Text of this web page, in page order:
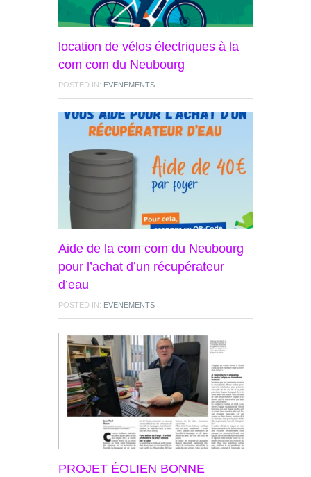
location de vélos électriques à la
com com du Neubourg
POSTED IN: EVÉNEMENTS
Aide de la com com du Neubourg
pour l’achat d’un récupérateur
d’eau
POSTED IN: EVÉNEMENTS
PROJET ÉOLIEN BONNE